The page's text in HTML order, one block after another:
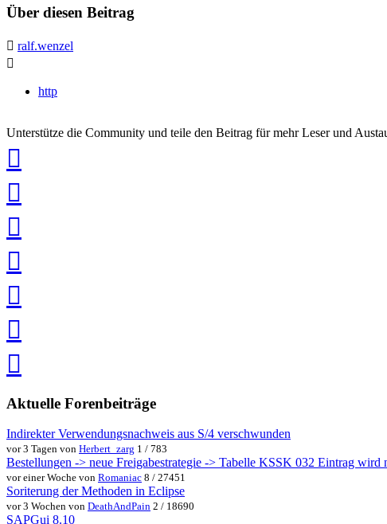
Über diesen Beitrag
ralf.wenzel
http
Unterstütze die Community und teile den Beitrag für mehr Leser und
teilen
teilen
teilen
teilen
speichern
via
teilenteilen
Aktuelle Forenbeiträge
Indirekter Verwendungsnachweis aus S/4 verschwunden
vor 3 Tagen von Herbert_zarg 1 / 783
Bestellungen -> neue Freigabestrategie -> Tabelle KSSK 032 Eintrag wird
vor einer Woche von Romaniac 8 / 27451
Soriterung der Methoden in Eclipse
vor 3 Wochen von DeathAndPain 2 / 18690
SAPGui 8.10